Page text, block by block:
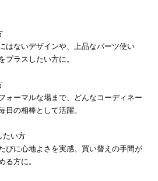
はないデザインや、上品なパーツ使い
プラスしたい方に。
ォーマルな場まで、どんなコーディネー
日の相棒として活躍。
たい方
びに心地よさを実感。買い替えの手間が
る方に。